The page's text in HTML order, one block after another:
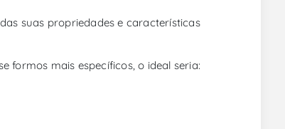
suas propriedades e características
formos mais específicos, o ideal seria: